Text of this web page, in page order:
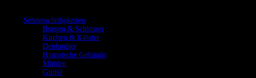
Sehenswürdigkeiten
Burgen & Schlösser
Kirchen & Klöster
Denkmäler
Historische Gebäude
Mühlen
Gipfel